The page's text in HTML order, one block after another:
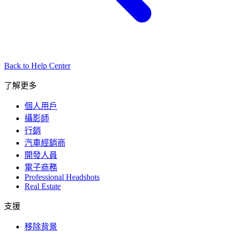
Back to Help Center
了解更多
個人用戶
攝影師
行銷
汽車經銷商
開發人員
電子商務
Professional Headshots
Real Estate
支援
移除背景